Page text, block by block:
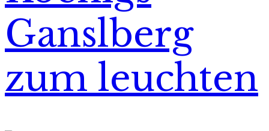
Ganslberg
zum leuchten